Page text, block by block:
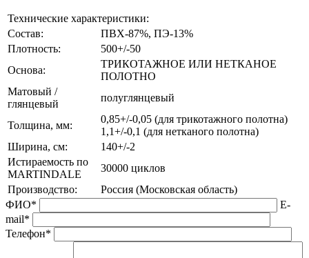
Технические характеристики:
Состав:
ПВХ-87%, ПЭ-13%
Плотность:
500+/-50
Основа:
ТРИКОТАЖНОЕ ИЛИ НЕТКАНОЕ
ПОЛОТНО
Матовый /
глянцевый
полуглянцевый
Толщина, мм:
0,85+/-0,05 (для трикотажного полотна)
1,1+/-0,1 (для нетканого полотна)
Ширина, см:
140+/-2
Истираемость по
MARTINDALE
30000 циклов
Производство:
Россия (Московская область)
ФИО*
E-
mail*
Телефон*